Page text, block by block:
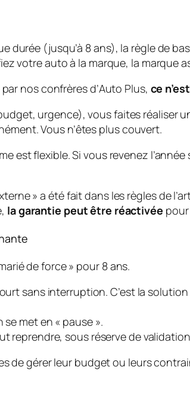
(jusqu’à 8 ans), la règle de
votre auto à la marque, la marque
nos confrères d’Auto Plus, ce
urgence), vous faites réaliser
Vous n’êtes plus couvert.
est flexible. Si vous revenez
» a été fait dans les règles de
la garantie peut être réactivée pour
de force » pour 8 ans.
sans interruption. C’est la
met en « pause ».
reprendre, sous réserve de
de gérer leur budget ou leurs